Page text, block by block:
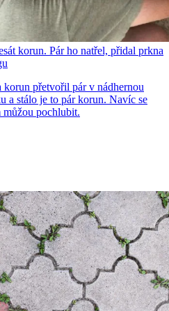
korun. Pár ho natřel, přidal prkna
korun přetvořil pár v nádhernou
a stálo je to pár korun. Navíc se
můžou pochlubit.